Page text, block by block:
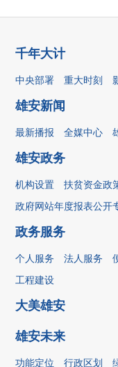
千年大计
中央部署 重大时刻
雄安新闻
最新播报 全媒中心
雄安政务
机构设置 扶贫资金政
政府网站年度报表公开
政务服务
个人服务 法人服务
工程建设
大美雄安
雄安未来
功能定位 行政区划